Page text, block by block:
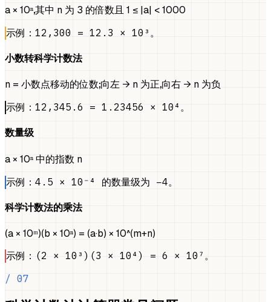
a × 10ⁿ，其中 n 为 3 的倍数且 1 ≤ |a| < 1000
示例：12,300 = 12.3 × 10³。
小数转科学计数法
n = 小数点移动的位数；向左 → n 为正，向右 → n 为负
示例：12,345.6 = 1.23456 × 10⁴。
数量级
a × 10ⁿ 中的指数 n
示例：4.5 × 10⁻⁴ 的数量级为 −4。
科学计数法的乘法
(a × 10ᵐ)(b × 10ⁿ) = (a·b) × 10^(m+n)
示例：(2 × 10³)(3 × 10⁴) = 6 × 10⁷。
/ 07